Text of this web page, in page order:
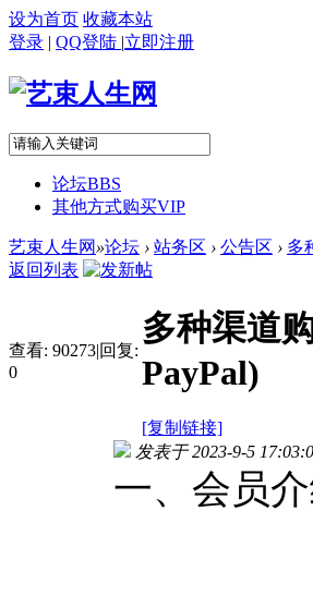
设为首页 收藏本站
登录 | QQ登陆 |立即注册
论坛BBS
其他方式购买VIP
艺束人生网 »论坛 › 站务区 › 公告区 › 多
返回列表
查看: 90273|回复:
0
多种渠道
PayPal)
[复制链接]
发表于 2023-9-5
一、会员介